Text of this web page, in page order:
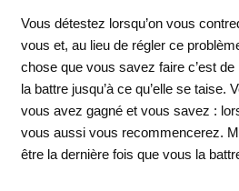
Vous détestez lorsqu’on vous
vous et, au lieu de régler ce
chose que vous savez faire c’est
la battre jusqu’à ce qu’elle se taise.
vous avez gagné et vous savez :
vous aussi vous recommencerez.
être la dernière fois que vous la